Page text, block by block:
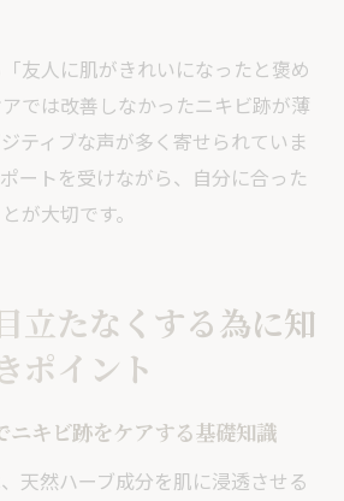
友人に肌がきれいになったと褒め
では改善しなかったニキビ跡が薄
ティブな声が多く寄せられていま
ートを受けながら、自分に合った
が大切です。
立たなくする為に知
ポイント
ニキビ跡をケアする基礎知識
天然ハーブ成分を肌に浸透させる